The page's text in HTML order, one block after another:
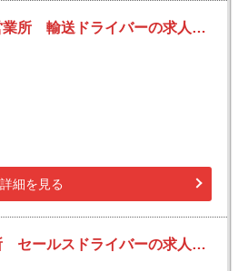
佐川急便 大曲路線営業所 輸送ドライバーの求人！安定収入と働きがい！大手の佐川急便で長期的に活躍できるチャンス♪
詳細を見る
佐川急便 秋田営業所 セールスドライバーの求人！安定収入と働きがい！大手の佐川急便で長期的に活躍できるチャンス♪